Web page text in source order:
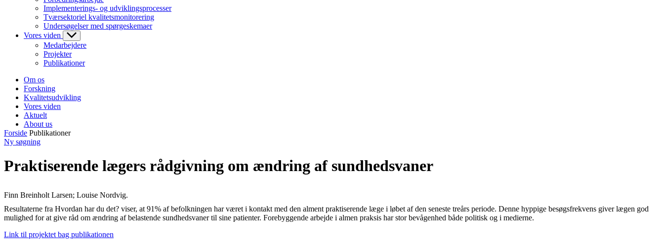
Implementerings- og udviklingsprocesser
Tværsektoriel kvalitetsmonitorering
Undersøgelser med spørgeskemaer
Vores viden
Medarbejdere
Projekter
Publikationer
Om os
Forskning
Kvalitetsudvikling
Vores viden
Aktuelt
About us
Forside Publikationer
Ny søgning
Praktiserende lægers rådgivning om ændring af sundhedsvaner
Finn Breinholt Larsen; Louise Nordvig.
Resultaterne fra Hvordan har du det? viser, at 91% af befolkningen har været i kontakt med den alment praktiserende læge i løbet af den seneste treårs periode. Denne hyppige besøgsfrekvens giver lægen god
mulighed for at give råd om ændring af belastende sundhedsvaner til sine patienter. Forebyggende arbejde i almen praksis har stor bevågenhed både politisk og i medierne.
Link til projektet bag publikationen